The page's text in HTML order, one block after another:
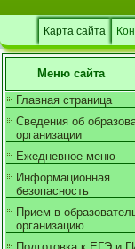
Карта сайта
Меню сайта
Главная страница
Сведения об
организации
Ежедневное меню
Информационная
безопасность
Прием в
организацию